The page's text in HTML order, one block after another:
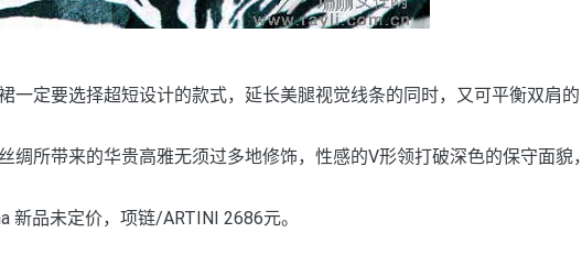
定要选择超短设计的款式，延长美腿视觉线条的同时，又可平衡双肩的
带来的华贵高雅无须过多地修饰，性感的V形领打破深色的保守面貌，
品未定价，项链/ARTINI 2686元。